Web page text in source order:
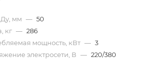
мм — 50
кг — 286
мощность, кВт — 3
электросети, В — 220/380